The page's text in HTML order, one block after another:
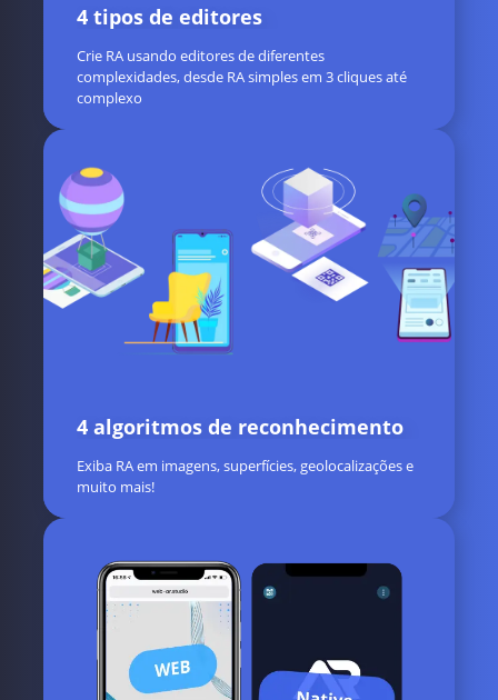
4 tipos de editores
Crie RA usando editores de diferentes
complexidades, desde RA simples em 3 cliques até
complexo
4 algoritmos de reconhecimento
Exiba RA em imagens, superfícies, geolocalizações e
muito mais!